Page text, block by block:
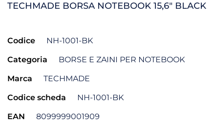
TECHMADE BORSA NOTEBOOK 15,6" BLACK
Codice NH-1001-BK
Categoria BORSE E ZAINI PER NOTEBOOK
Marca TECHMADE
Codice scheda NH-1001-BK
EAN 8099999001909